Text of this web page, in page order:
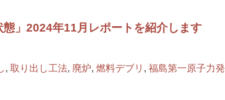
」2024年11月レポートを紹介します
, 取り出し工法, 廃炉, 燃料デブリ , 福島第一原子力発